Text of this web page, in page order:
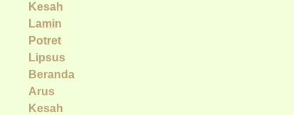
Kesah
Lamin
Potret
Lipsus
Beranda
Arus
Kesah